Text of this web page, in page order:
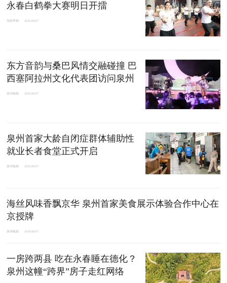
永春白鹤拳大赛明日开擂
东南早报 2026-08-07
东方音韵与桑巴风情交融碰撞 巴
西塞阿拉州文化代表团访问泉州
泉州晚报 2026-08-07
泉州首家大龄自闭症群体辅助性
就业长者食堂正式开启
泉州晚报 2026-08-07
海丝风味香飘京华 泉州首家美食展示体验合作中心在
京授牌
泉州晚报 2026-08-07
一房跨两县 吃在永春睡在德化？
泉州这幢“跨界”房子走红网络